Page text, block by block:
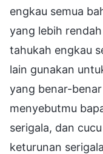
engkau semua
yang lebih
tahukah engkau
lain gunakan
yang benar-
menyebutmu
serigala, dan
keturunan